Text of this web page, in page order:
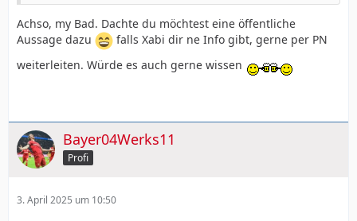
Achso, my Bad. Dachte du möchtest eine öffentliche
Aussage dazu
falls Xabi dir ne Info gibt, gerne per PN
weiterleiten. Würde es auch gerne wissen
Bayer04Werks11
Profi
3. April 2025 um 10:50